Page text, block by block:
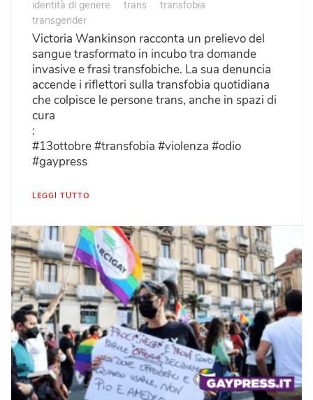
identità di genere
trans
transfobia
transgender
Victoria Wankinson racconta un prelievo del
sangue trasformato in incubo tra domande
invasive e frasi transfobiche. La sua denuncia
accende i riflettori sulla transfobia quotidiana
che colpisce le persone trans, anche in spazi di
cura
:
#13ottobre #transfobia #violenza #odio
#gaypress
LEGGI TUTTO